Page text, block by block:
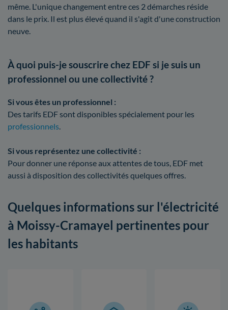
même. L'unique changement entre ces 2 démarches réside
dans le prix. Il est plus élevé quand il s'agit d'une construction
neuve.
À quoi puis-je souscrire chez EDF si je suis un
professionnel ou une collectivité ?
Si vous êtes un professionnel :
Des tarifs EDF sont disponibles spécialement pour les
professionnels.
Si vous représentez une collectivité :
Pour donner une réponse aux attentes de tous, EDF met
aussi à disposition des collectivités quelques offres.
Quelques informations sur l'électricité
à Moissy-Cramayel pertinentes pour
les habitants